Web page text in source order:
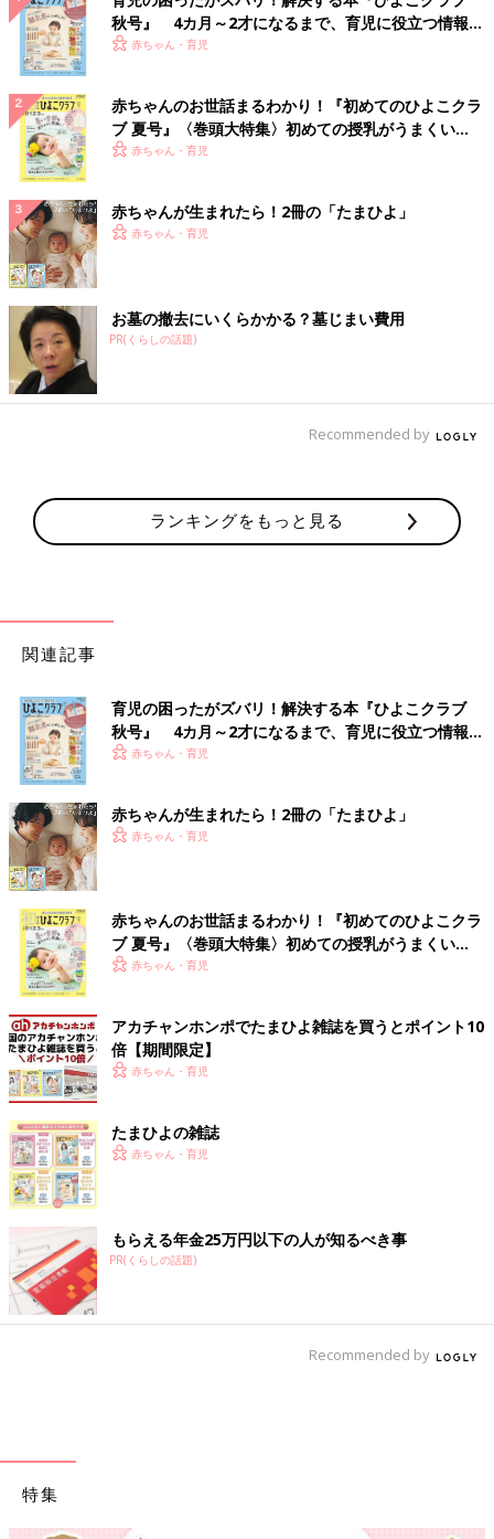
秋号』 4カ月～2才になるまで、育児に役立つ情報が
いっぱい！
赤ちゃん・育児
赤ちゃんのお世話まるわかり！『初めてのひよこクラ
ブ 夏号』〈巻頭大特集〉初めての授乳がうまくい
く！ おっぱい・ミルクの基本と夏のトラブル 解決テ
赤ちゃん・育児
赤ちゃんが生まれたら！2冊の「たまひよ」
赤ちゃん・育児
お墓の撤去にいくらかかる？墓じまい費用
PR(くらしの話題)
Recommended by
ランキングをもっと見る
関連記事
育児の困ったがズバリ！解決する本『ひよこクラブ
秋号』 4カ月～2才になるまで、育児に役立つ情報が
いっぱい！
赤ちゃん・育児
赤ちゃんが生まれたら！2冊の「たまひよ」
赤ちゃん・育児
赤ちゃんのお世話まるわかり！『初めてのひよこクラ
ブ 夏号』〈巻頭大特集〉初めての授乳がうまくい
く！ おっぱい・ミルクの基本と夏のトラブル 解決テ
赤ちゃん・育児
アカチャンホンポでたまひよ雑誌を買うとポイント10
倍【期間限定】
赤ちゃん・育児
たまひよの雑誌
赤ちゃん・育児
もらえる年金25万円以下の人が知るべき事
PR(くらしの話題)
Recommended by
特集